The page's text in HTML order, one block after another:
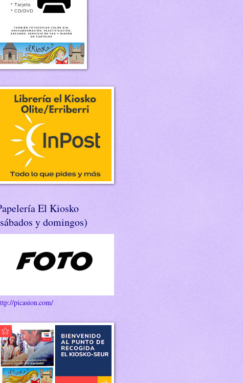
El Kiosko
y domingos)
picasion.com/